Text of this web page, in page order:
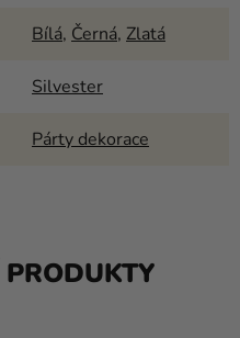
Bílá, Černá, Zlatá
Silvester
Párty dekorace